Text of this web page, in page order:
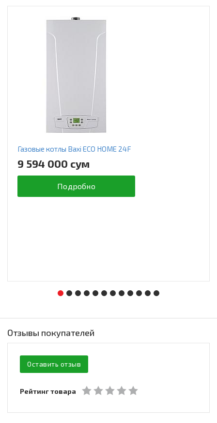
Газовые котлы Baxi ECO HOME 24F
9 594 000 сум
Подробно
Отзывы покупателей
Оставить отзыв
Рейтинг товара